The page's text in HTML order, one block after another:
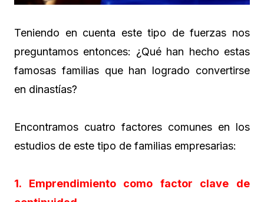
Teniendo en cuenta este tipo de fuerzas nos
preguntamos entonces: ¿Qué han hecho estas
famosas familias que han logrado convertirse
en dinastías?
Encontramos cuatro factores comunes en los
estudios de este tipo de familias empresarias:
1. Emprendimiento como factor clave de